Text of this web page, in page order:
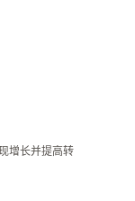
增长并提高转